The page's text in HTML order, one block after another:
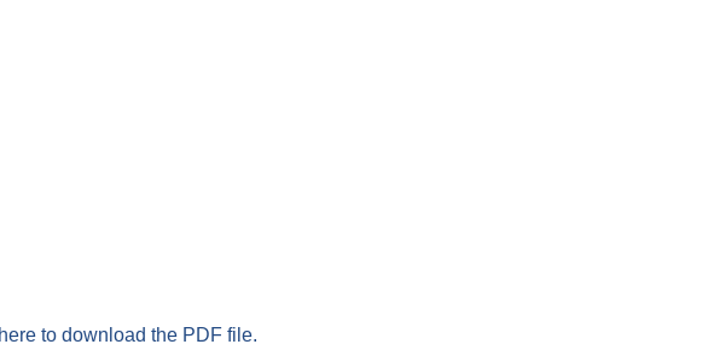
to download the PDF file.